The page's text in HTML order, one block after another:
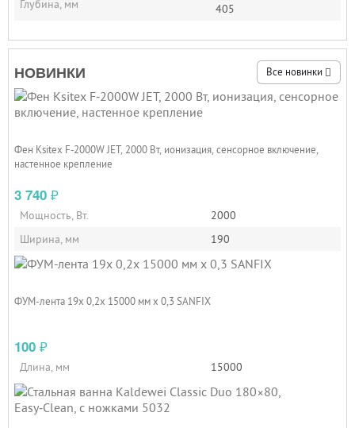
Глубина, мм
405
НОВИНКИ Все новинки
Фен Ksitex F‑2000W JET, 2000 Вт, ионизация, сенсорное включение,
настенное крепление
3 740 ₽
Мощность, Вт.
2000
Ширина, мм
190
ФУМ-лента 19х 0,2х 15000 мм х 0,3 SANFIX
100 ₽
Длина, мм 15000